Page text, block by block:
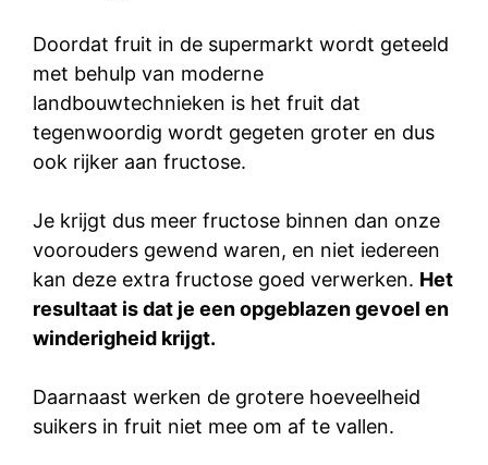
Doordat fruit in de supermarkt wordt geteeld
met behulp van moderne
landbouwtechnieken is het fruit dat
tegenwoordig wordt gegeten groter en dus
ook rijker aan fructose.
Je krijgt dus meer fructose binnen dan onze
voorouders gewend waren, en niet iedereen
kan deze extra fructose goed verwerken. Het
resultaat is dat je een opgeblazen gevoel en
winderigheid krijgt.
Daarnaast werken de grotere hoeveelheid
suikers in fruit niet mee om af te vallen.